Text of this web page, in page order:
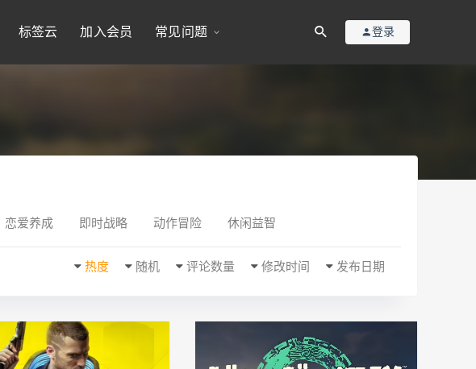
标签云 加入会员 常见问题 登录
恋爱养成 即时战略 动作冒险 休闲益智
发布日期
修改时间
评论数量
随机
热度